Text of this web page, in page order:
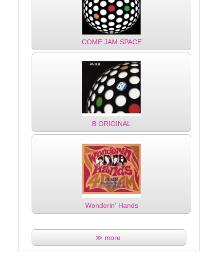
COME JAM SPACE
B ORIGINAL
Wonderin' Hands
≫ more